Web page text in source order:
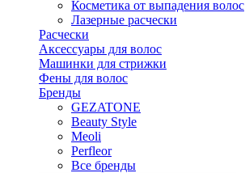
Косметика от выпадения волос
Лазерные расчески
Расчески
Аксессуары для волос
Машинки для стрижки
Фены для волос
Бренды
GEZATONE
Beauty Style
Meoli
Perfleor
Все бренды